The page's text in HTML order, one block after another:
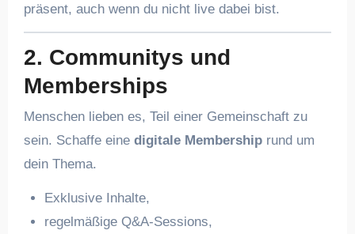
präsent, auch wenn du nicht live dabei bist.
2. Communitys und
Memberships
Menschen lieben es, Teil einer Gemeinschaft zu
sein. Schaffe eine digitale Membershiprund um
dein Thema.
Exklusive Inhalte,
regelmäßige Q&A-Sessions,